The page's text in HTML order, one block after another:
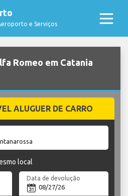
e Serviços
Romeo em Catania
ALUGUER DE CARRO
local
Data de devolução